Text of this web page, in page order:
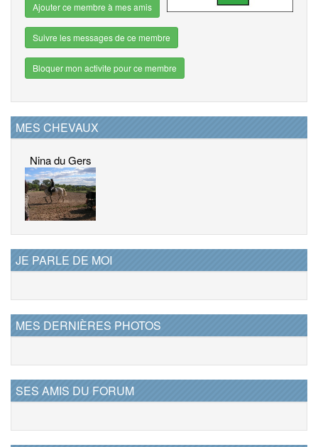
Ajouter ce membre à mes amis
Suivre les messages de ce membre
Bloquer mon activite pour ce membre
MES CHEVAUX
Nina du Gers
JE PARLE DE MOI
MES DERNIÈRES PHOTOS
SES AMIS DU FORUM